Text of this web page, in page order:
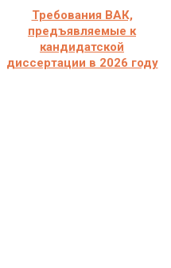
Требования ВАК,
предъявляемые к
кандидатской
диссертации в 2026 году